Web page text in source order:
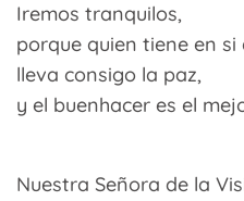
Iremos tranquilos,
porque quien tiene en si
lleva consigo la paz,
y el buenhacer es el
Nuestra Señora de la